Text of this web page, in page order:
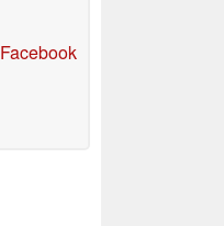
Facebook